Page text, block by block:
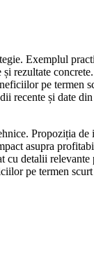
Exemplul
pe termen
recente și date
Propoziția
asupra
detalii
pe termen